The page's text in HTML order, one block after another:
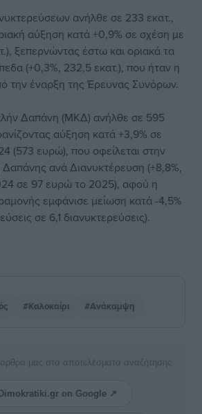
ανήλθε σε 233 εκατ.,
αύξηση κατά +0,9% σε σχέση με
ξεπερνώντας έστω και οριακά τα
(+0,3%, 232,5 εκατ.), που ήταν η
την έναρξη της Έρευνας Συνόρων.
Δαπάνη (ΜΚΔ) ανήλθε σε 595
αύξηση κατά +3,9% σε
(573 ευρώ), που οφείλεται στην
ανά Διανυκτέρευση (+8,8%,
σε 97 ευρώ το 2025), αφού η
εμφάνισε μείωση κατά -4,5%
σε 6,1 διανυκτερεύσεις).
#Καλοκαίρι #Ανάκαμψη
άρθρα μας στα αποτελέσματα αναζήτησης
on Google ↗